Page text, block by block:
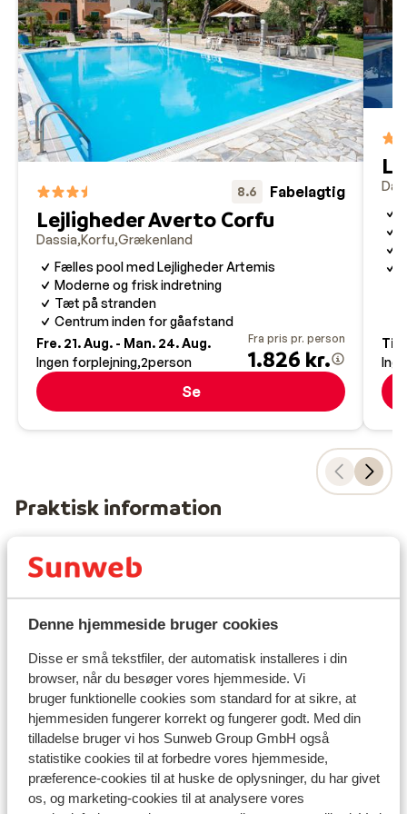
Denne hjemmeside bruger cookies
Disse er små tekstfiler, der automatisk installeres i din
browser, når du besøger vores hjemmeside. Vi
bruger funktionelle cookies som standard for at sikre, at
hjemmesiden fungerer korrekt og fungerer godt. Med din
tilladelse bruger vi hos Sunweb Group GmbH også
statistike cookies til at forbedre vores hjemmeside,
præference-cookies til at huske de oplysninger, du har givet
os, og marketing-cookies til at analysere vores
8.6 Fabelagtig
Lejligheder Averto Corfu
Dassia Korfu Grækenland
Fælles pool med Lejligheder Artemis
Moderne og frisk indretning
Tæt på stranden
Centrum inden for gåafstand
Fre. 21. Aug. - Man. 24. Aug.
Ingen forplejning 2person
Fra pris pr. person
1.826 kr.
Se
Tir.
Praktisk information
Hovedstad:
Hovedstaden er Athen.
Tid:
Grækenland er 1 time foran Danmark.
Sprog:
Det officielle sprog er græsk. Men man kan sagtens
klare sig på engelsk (og delvist på tysk).
Penge:
Den officielle møntenhed er euro.